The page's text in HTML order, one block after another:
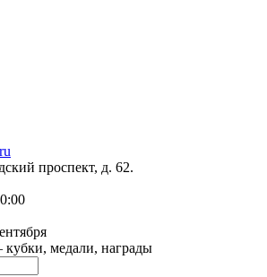
проспект, д. 62.
медали, награды